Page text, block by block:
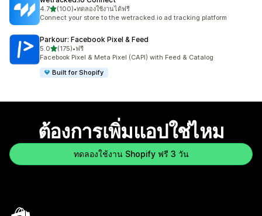
4.7เต็ม 5 ดาว
(100)
ทั้งหมด 100 รีวิว
•ทดลองใช้งานได้ฟรี
Connect your store to the wetracked.io ad tracking platform
Parkour: Facebook Pixel & Feed
5.0เต็ม 5 ดาว
(175)
ทั้งหมด 175 รีวิว
•ฟรี
Facebook Pixel & Meta Pixel (CAPI) with Feed & Catalog
Built for Shopify
ต้องการเพิ่มแอปใช่ไหม
ทดลองใช้งาน Shopify ฟรี 3 วัน